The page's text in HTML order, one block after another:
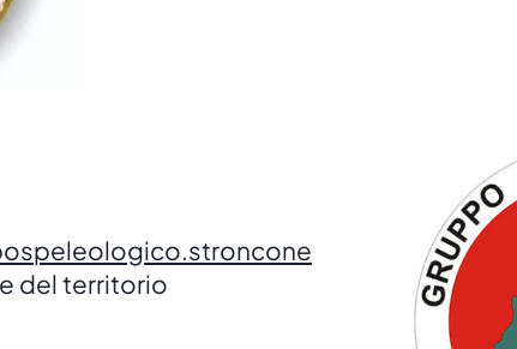
del territorio